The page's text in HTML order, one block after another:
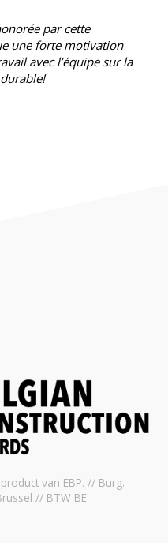
par cette
une forte motivation
avec l’équipe sur la
van EBP. // Burg.
// BTW BE